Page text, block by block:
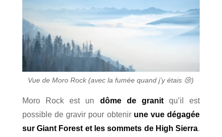
Vue de Moro Rock (avec la fumée quand j’y étais 😢)
Moro Rock est un dôme de granitqu’il est
possible de gravir pour obtenir une vue dégagée
sur Giant Forest et les sommets de High Sierra.